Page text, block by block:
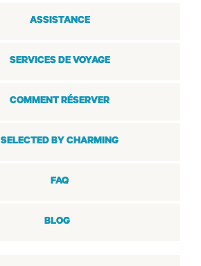
ASSISTANCE
SERVICES DE VOYAGE
COMMENT RÉSERVER
SELECTED BY CHARMING
FAQ
BLOG